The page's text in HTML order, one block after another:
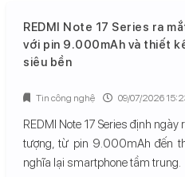
REDMI Note 17 Series ra
với pin 9.000mAh và thiết
siêu bền
REDMI Note 17 Series định
tượng, từ pin 9.000mAh đến
nghĩa lại smartphone tầm trung.
Tin công nghệ 09/07/2026